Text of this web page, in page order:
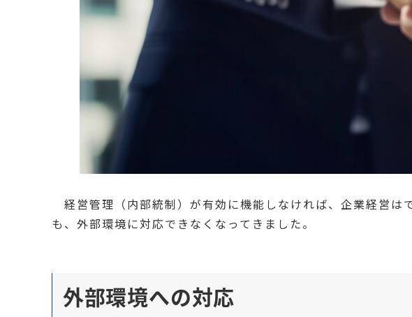
経営管理（内部統制）が有効に機能しなければ、企業経営は
も、外部環境に対応できなくなってきました。
外部環境への対応